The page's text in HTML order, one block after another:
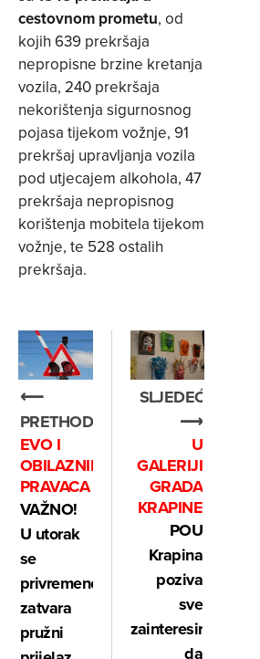
cestovnom prometu, od
kojih 639 prekršaja
nepropisne brzine kretanja
vozila, 240 prekršaja
nekorištenja sigurnosnog
pojasa tijekom vožnje, 91
prekršaj upravljanja vozila
pod utjecajem alkohola, 47
prekršaja nepropisnog
korištenja mobitela tijekom
vožnje, te 528 ostalih
prekršaja.
⟵
PRETHODNO
EVO I
OBILAZNIH
PRAVACA
VAŽNO!
U utorak
se
privremeno
zatvara
pružni
SLJEDEĆE
⟶
U
GALERIJI
GRADA
KRAPINE
POU
Krapina
poziva
sve
zainteresirane
da